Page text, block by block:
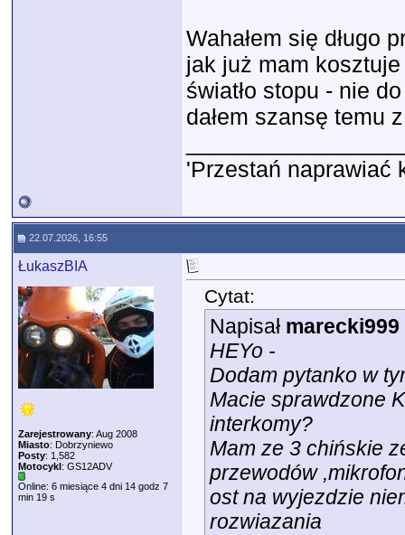
Wahałem się długo
jak już mam
światło stopu - nie
dałem szansę temu
'Przestań naprawiać
22.07.2026, 16:55
ŁukaszBIA
Zarejestrowany: Aug 2008
Miasto: Dobrzyniewo
Posty: 1,582
Motocykl: GS12ADV
Online: 6 miesiące 4 dni 14 godz 7
min 19 s
Cytat:
Napisał marecki999
HEYo -
Dodam pytanko w
Macie sprawdzone
interkomy?
Mam ze 3 chińskie
przewodów
ost na wyjezdzie
rozwiazania